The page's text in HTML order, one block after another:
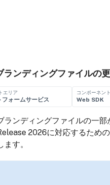
ンディングファイルの
エリア
フォームサービス
コンポーネント
Web SDK
ランディングファイルの一
2026に対応するため
す。